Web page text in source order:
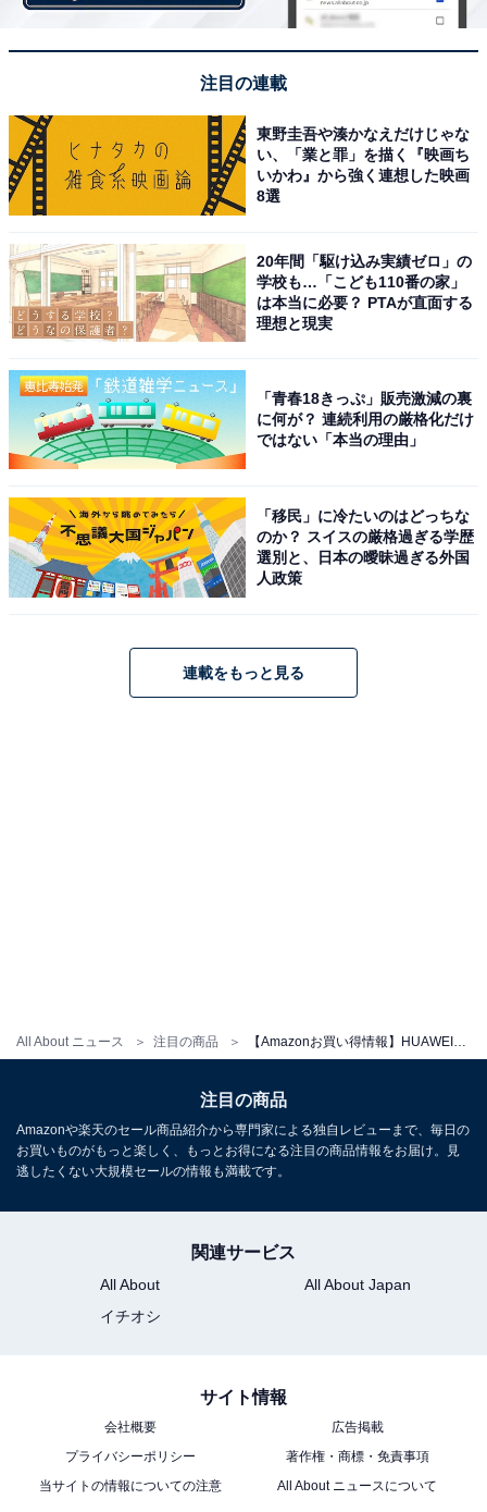
All About ニュース 注目の商品
目安になります
アクティブにスポーツを楽しむ人や、充電の手間を最小
限に抑えてスマートに過ごしたい人には、おすすめの商
品といえそうです。
【今日チェックしたい】HUAWEIの人気商品5選
HUAWEI「Band 11 Pro」
HUAWEI Band 11 Pro GPS搭載 スマートウォッチ
8.99mm/18g薄型軽量ボディ 高輝度 2000nits 1.62大画面
Amazonで見る
HUAWEI「Band 11 Aluminum Edition」
注目の連載
東野圭吾や湊かなえだけじゃな
い、「業と罪」を描く『映画ち
いかわ』から強く連想した映画
8選
20年間「駆け込み実績ゼロ」の
学校も…「こども110番の家」
は本当に必要？ PTAが直面する
理想と現実
「青春18きっぷ」販売激減の裏
に何が？ 連続利用の厳格化だけ
ではない「本当の理由」
「移民」に冷たいのはどっちな
のか？ スイスの厳格過ぎる学歴
選別と、日本の曖昧過ぎる外国
人政策
連載をもっと見る
注目の商品
Amazonや楽天のセール商品紹介から専門家による独自レビューまで、毎日の
お買いものがもっと楽しく、もっとお得になる注目の商品情報をお届け。見
逃したくない大規模セールの情報も満載です。
関連サービス
All About
All About Japan
イチオシ
サイト情報
会社概要
広告掲載
プライバシーポリシー
著作権・商標・免責事項
当サイトの情報についての注意
All About ニュースについて